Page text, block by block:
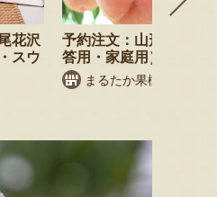
花沢
スウ
予約注文：山形県産 桃
答用・家庭用）
まるたか果樹園